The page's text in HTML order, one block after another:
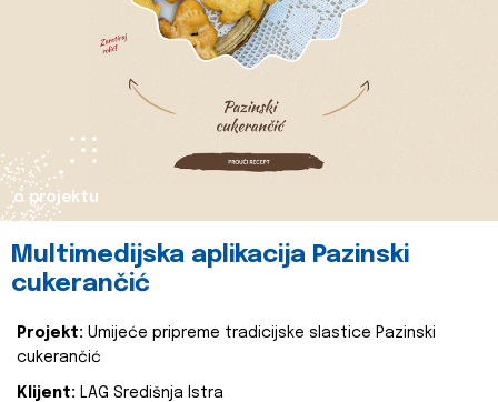
o projektu
Multimedijska aplikacija Pazinski
cukerančić
Projekt: Umijeće pripreme tradicijske slastice Pazinski
cukerančić
Klijent: LAG Središnja Istra